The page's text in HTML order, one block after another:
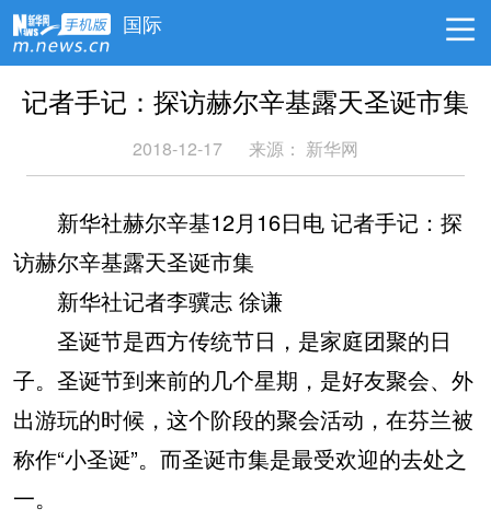
国际
记者手记：探访赫尔辛基露天圣诞市集
2018-12-17 来源： 新华网
新华社赫尔辛基12月16日电 记者手记：探
访赫尔辛基露天圣诞市集
新华社记者李骥志 徐谦
圣诞节是西方传统节日，是家庭团聚的日
子。圣诞节到来前的几个星期，是好友聚会、外
出游玩的时候，这个阶段的聚会活动，在芬兰被
称作“小圣诞”。而圣诞市集是最受欢迎的去处之
一。